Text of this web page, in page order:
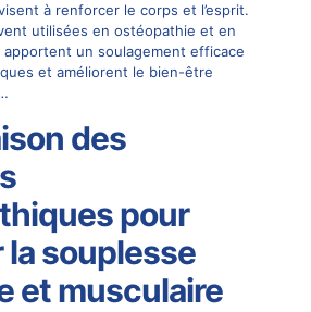
à renforcer le corps et l’esprit.
utilisées en ostéopathie et en
apportent un soulagement efficace
et améliorent le bien-être
des
pour
la souplesse
et musculaire